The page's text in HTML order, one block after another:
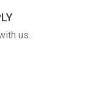
us.